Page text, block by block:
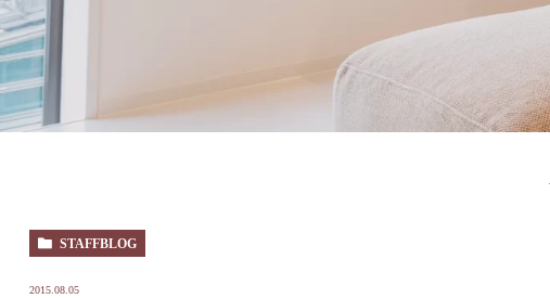
STAFFBLOG
2015.08.05